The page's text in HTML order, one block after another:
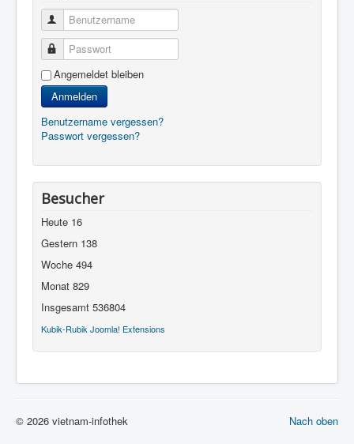
Benutzername
Passwort
Angemeldet bleiben
Anmelden
Benutzername vergessen?
Passwort vergessen?
Besucher
Heute 16
Gestern 138
Woche 494
Monat 829
Insgesamt 536804
Kubik-Rubik Joomla! Extensions
Nach oben
© 2026 vietnam-infothek